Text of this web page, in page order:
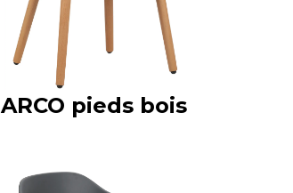
ARCO pieds bois